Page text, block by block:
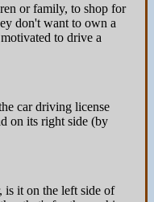
or family, to shop for
don't want to own a
to drive a
car driving license
on its right side (by
is it on the left side of